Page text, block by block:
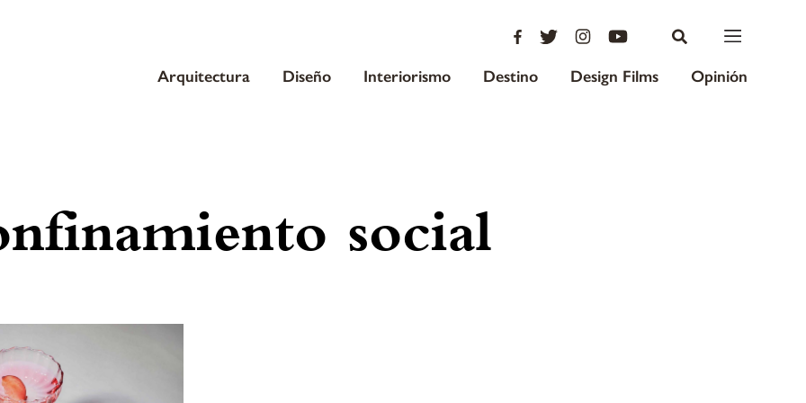
Arquitectura Diseño Interiorismo Destino Design Films Opinión
social